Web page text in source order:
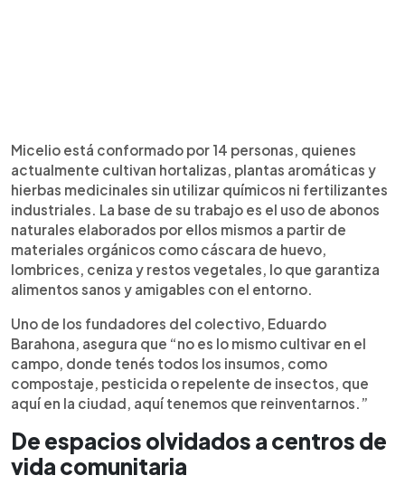
Micelio está conformado por 14 personas, quienes
actualmente cultivan hortalizas, plantas aromáticas y
hierbas medicinales sin utilizar químicos ni fertilizantes
industriales. La base de su trabajo es el uso de abonos
naturales elaborados por ellos mismos a partir de
materiales orgánicos como cáscara de huevo,
lombrices, ceniza y restos vegetales, lo que garantiza
alimentos sanos y amigables con el entorno.
Uno de los fundadores del colectivo, Eduardo
Barahona, asegura que “no es lo mismo cultivar en el
campo, donde tenés todos los insumos, como
compostaje, pesticida o repelente de insectos, que
aquí en la ciudad, aquí tenemos que reinventarnos.”
De espacios olvidados a centros de
vida comunitaria